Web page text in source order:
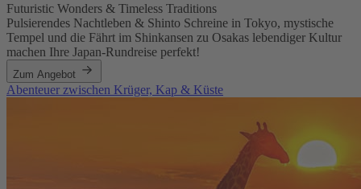
Futuristic Wonders & Timeless Traditions
Pulsierendes Nachtleben & Shinto Schreine in Tokyo, mystische
Tempel und die Fährt im Shinkansen zu Osakas lebendiger Kultur
machen Ihre Japan-Rundreise perfekt!
Zum Angebot
Abenteuer zwischen Krüger, Kap & Küste